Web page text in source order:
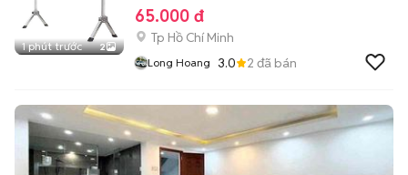
1 phút trước 2
65.000 đ
Tp Hồ Chí Minh
Long Hoang 3.0 2 đã bán